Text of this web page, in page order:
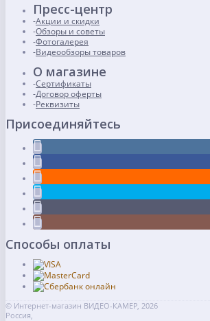
Пресс-центр
Акции и скидки
Обзоры и советы
Фотогалерея
Видеообзоры товаров
О магазине
Сертификаты
Договор оферты
Реквизиты
Присоединяйтесь
Способы оплаты
© Интернет-магазин ВИДЕО-КАМЕР, 2026
Россия,